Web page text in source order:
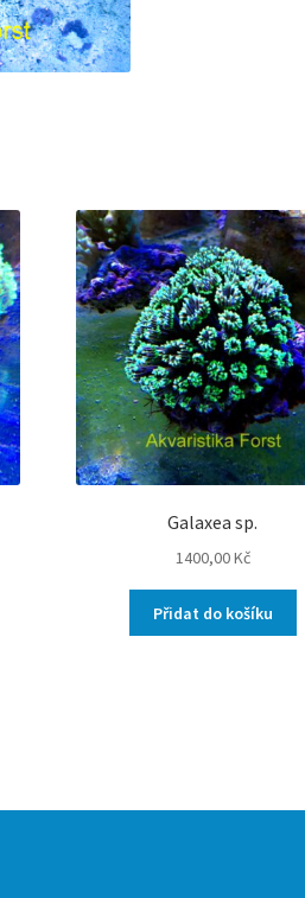
Galaxea sp.
1400,00Kč
Přidat do košíku